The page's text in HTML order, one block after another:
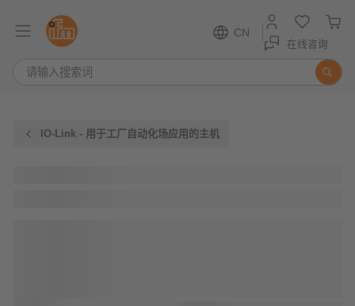
CN
在线咨询
IO-Link - 用于工厂自动化场应用的主机